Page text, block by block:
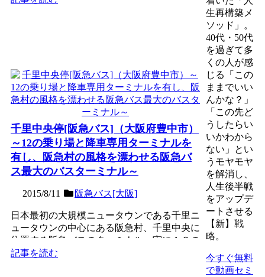
千里中央停[阪急バス]（大阪府豊中市）
～12の乗り場と降車専用ターミナルを
有し、阪急村の風格を漂わせる阪急バ
ス最大のバスターミナル～
2015/8/11 阪急バス[大阪]
日本最初の大規模ニュータウンである千里ニ
ュータウンの中心にある阪急村、千里中央に
位置する阪急バスのターミナル。実に１２の
乗り場を擁し、北摂５...
記事を読む
生再構築メ
ソッド」。
40代・50代
を過ぎて多
くの人が感
じる「この
ままでいい
んかな？」
「この先ど
うしたらい
いかわから
ない」とい
うモヤモヤ
を解消し、
人生後半戦
をアップデ
ートさせる
【新】戦
略。
今すぐ無料
で動画セミ